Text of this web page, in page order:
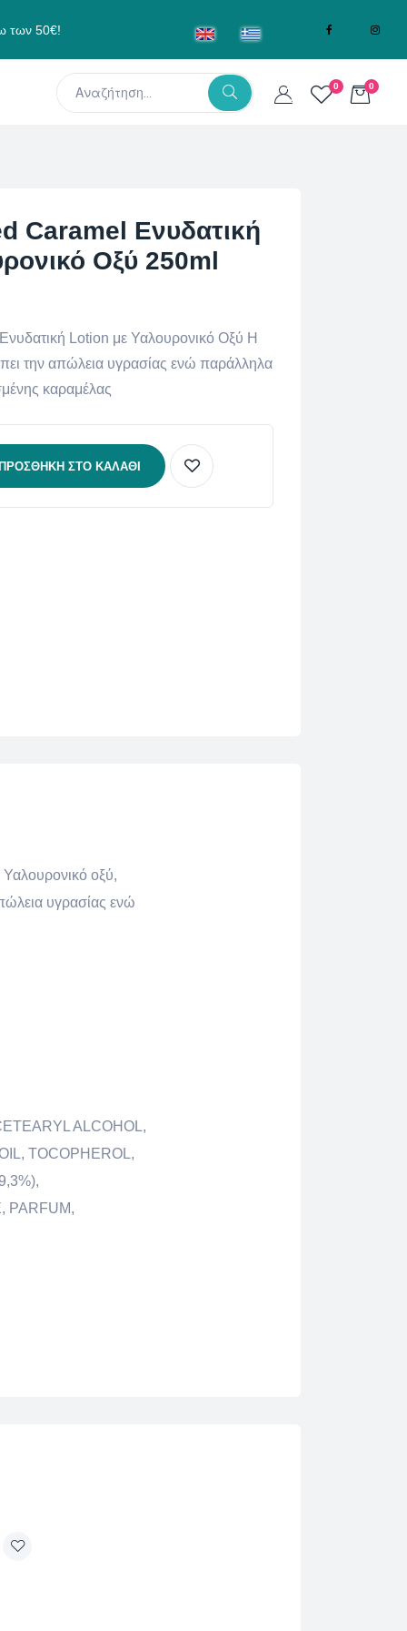
των 50€!
0 0
Caramel Ενυδατική
Οξύ 250ml
Lotion με Υαλουρονικό Οξύ Η
την απώλεια υγρασίας ενώ παράλληλα
καραμέλας
ΣΤΟ ΚΑΛΆΘΙ
Υαλουρονικό οξύ,
υγρασίας ενώ
ALCOHOL,
TOCOPHEROL,
PARFUM,